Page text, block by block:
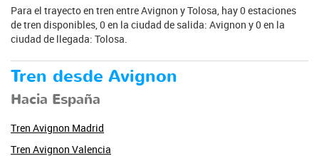
Para el trayecto en tren entre Avignon y Tolosa, hay 0 estaciones
de tren disponibles, 0 en la ciudad de salida: Avignon y 0 en la
ciudad de llegada: Tolosa.
Tren desde Avignon
Hacia España
Tren Avignon Madrid
Tren Avignon Valencia